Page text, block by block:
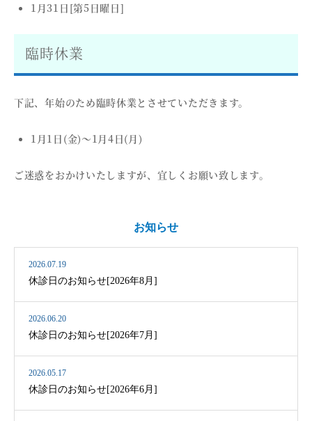
1月31日[第5日曜日]
臨時休業
下記、年始のため臨時休業とさせていただきます。
1月1日(金)〜1月4日(月)
ご迷惑をおかけいたしますが、宜しくお願い致します。
お知らせ
2026.07.19
休診日のお知らせ[2026年8月]
2026.06.20
休診日のお知らせ[2026年7月]
2026.05.17
休診日のお知らせ[2026年6月]